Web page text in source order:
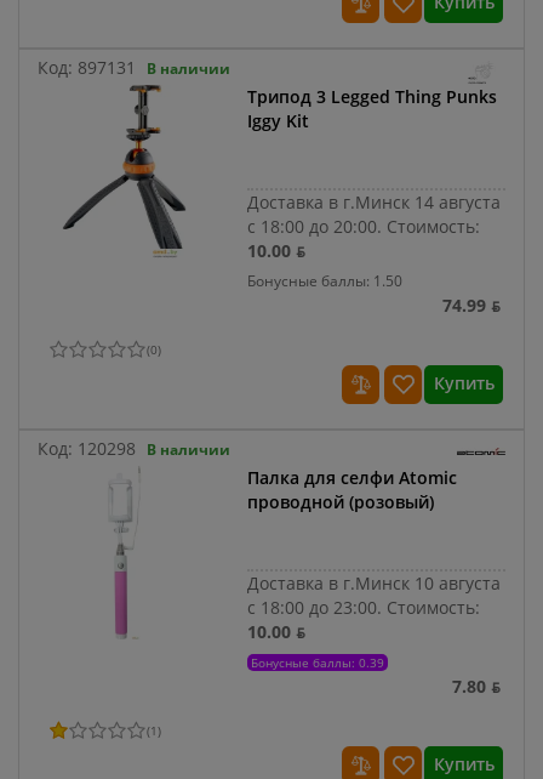
Код: 897131 В наличии
Трипод 3 Legged Thing Punks
Iggy Kit
Доставка в г.Минск 14 августа
с 18:00 до 20:00. Стоимость:
10.00 ƃ
Бонусные баллы: 1.50
74.99 ƃ
(0)
Купить
Код: 120298 В наличии
Палка для селфи Atomic
проводной (розовый)
Доставка в г.Минск 10 августа
с 18:00 до 23:00. Стоимость:
10.00 ƃ
Бонусные баллы: 0.39
7.80 ƃ
(1)
Купить